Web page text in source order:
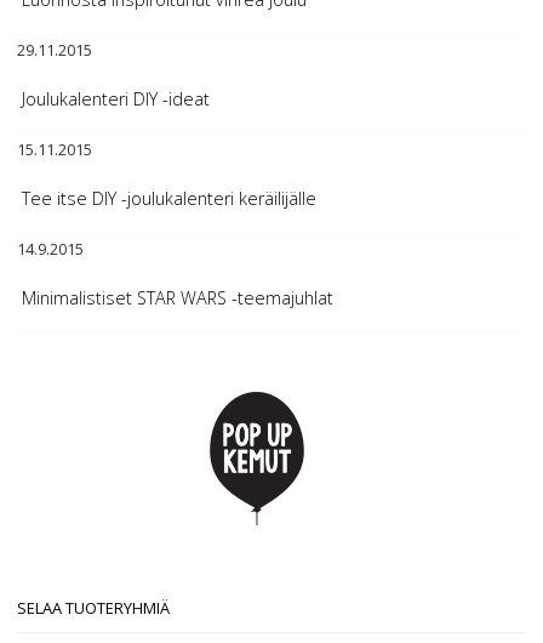
29.11.2015
Joulukalenteri DIY -ideat
15.11.2015
Tee itse DIY -joulukalenteri keräilijälle
14.9.2015
Minimalistiset STAR WARS -teemajuhlat
SELAA TUOTERYHMIÄ